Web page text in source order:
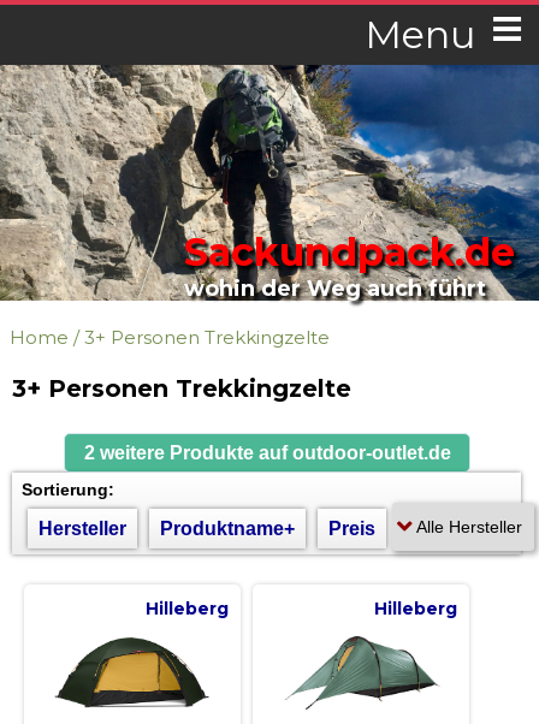
Menu
Sackundpack.de
wohin der Weg auch führt
Home /3+ Personen Trekkingzelte
3+ Personen Trekkingzelte
2 weitere Produkte auf outdoor-outlet.de
Sortierung:
Hersteller Produktname+ Preis
Hilleberg Hilleberg